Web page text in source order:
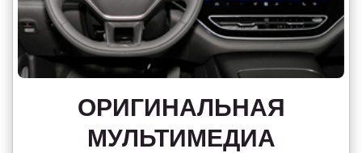
ОРИГИНАЛЬНАЯ
МУЛЬТИМЕДИА